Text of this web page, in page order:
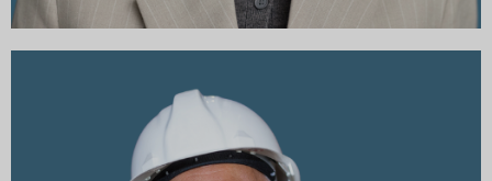
Mandats types